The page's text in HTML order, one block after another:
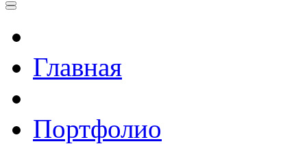
Главная
Портфолио